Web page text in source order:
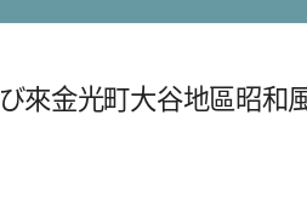
來金光町大谷地區昭和